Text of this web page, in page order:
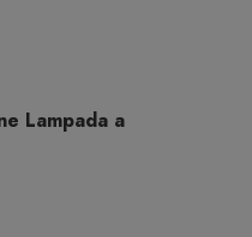
Lampada a